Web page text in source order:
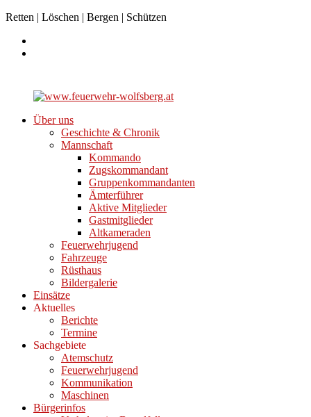
Retten | Löschen | Bergen | Schützen
Über uns
Geschichte & Chronik
Mannschaft
Kommando
Zugskommandant
Gruppenkommandanten
Ämterführer
Aktive Mitglieder
Gastmitglieder
Altkameraden
Feuerwehrjugend
Fahrzeuge
Rüsthaus
Bildergalerie
Einsätze
Aktuelles
Berichte
Termine
Sachgebiete
Atemschutz
Feuerwehrjugend
Kommunikation
Maschinen
Bürgerinfos